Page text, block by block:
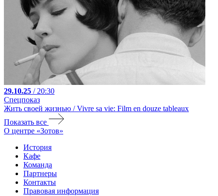
29.10.25 / 20:30
Спецпоказ
Жить своей жизнью / Vivre sa vie: Film en douze tableaux
Показать все
О центре «Зотов»
История
Кафе
Команда
Партнеры
Контакты
Правовая информация